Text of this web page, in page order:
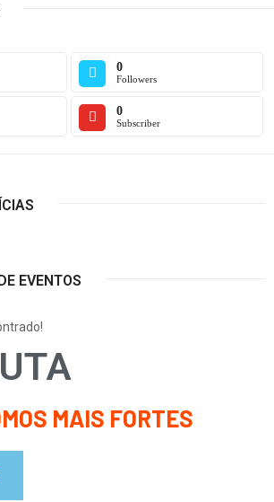
0
Followers
0
Subscriber
EVENTOS
MAIS FORTES